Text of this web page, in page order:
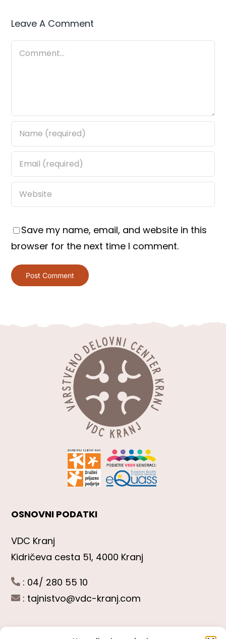
Leave A Comment
Comment
Save my name, email, and website in this
browser for the next time I comment.
OSNOVNI PODATKI
VDC Kranj
Kidričeva cesta 51, 4000 Kranj
: 04/ 280 55 10
: tajnistvo@vdc-kranj.com